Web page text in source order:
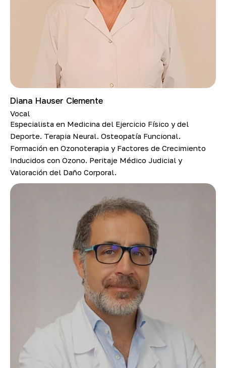
Diana Hauser Clemente
Vocal
Especialista en Medicina del Ejercicio Físico y del
Deporte. Terapia Neural. Osteopatía Funcional.
Formación en Ozonoterapia y Factores de Crecimiento
Inducidos con Ozono. Peritaje Médico Judicial y
Valoración del Daño Corporal.